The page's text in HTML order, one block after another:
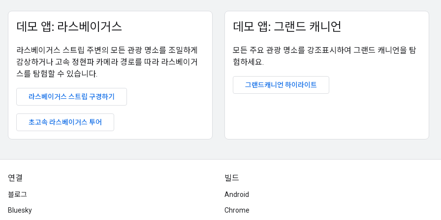
데모 앱: 라스베이거스
라스베이거스 스트립 주변의 모든 관광 명소를 조밀하게
감상하거나 고속 정현파 카메라 경로를 따라 라스베이거
스를 탐험할 수 있습니다.
라스베이거스 스트립 구경하기
초고속 라스베이거스 투어
데모 앱: 그랜드 캐니언
모든 주요 관광 명소를 강조표시하여 그랜드 캐니언을 탐
험하세요.
그랜드캐니언 하이라이트
연결
블로그
Bluesky
빌드
Android
Chrome